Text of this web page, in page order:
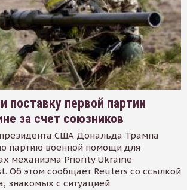
поставку первой партии
за счет союзников
США Дональда Трампа
партию военной помощи для
механизма Priority Ukraine
Об этом сообщает Reuters со ссылкой
знакомых с ситуацией